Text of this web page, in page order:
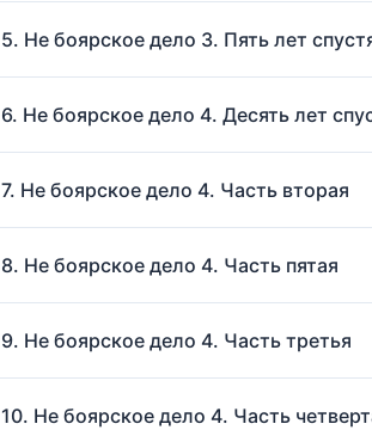
5. Не боярское дело 3. Пять лет
6. Не боярское дело 4. Десять лет
7. Не боярское дело 4. Часть вторая
8. Не боярское дело 4. Часть пятая
9. Не боярское дело 4. Часть третья
10. Не боярское дело 4. Часть